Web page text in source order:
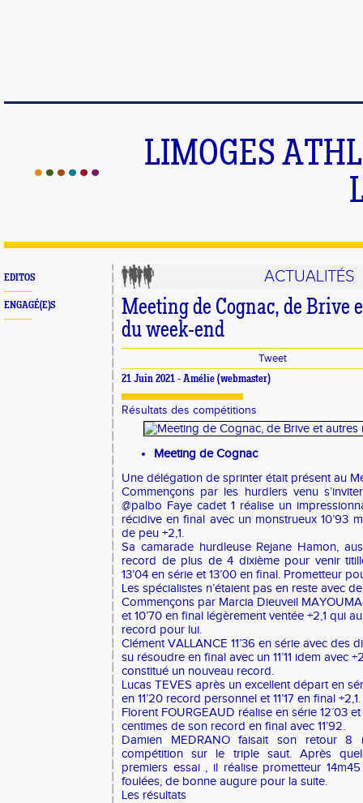
LIMOGES
EDITOS
ENGAGÉ(E)S
ACTUALITÉS
Meeting de Cognac, de Brive
du week-end
Tweet
21 Juin 2021 - Amélie (webmaster)
Résultats des compétitions
Meeting de Cognac
Une délégation de sprinter était présent au
Commençons par les hurdlers venu
@palbo Faye cadet 1 réalise un
récidive en final avec un monstrueux 10’93
de peu +2,1.
Sa camarade hurdleuse Rejane Hamon,
record de plus de 4 dixième pour venir
13’04 en série et 13’00 en final. Prometteur
Les spécialistes n’étaient pas en reste avec
Commençons par Marcia Dieuveil
et 10’70 en final légèrement ventée +2,1 qui
record pour lui.
Clément VALLANCE 11’36 en série avec des
su résoudre en final avec un 11’11 idem avec
constitué un nouveau record.
Lucas TEVES après un excellent départ en
en 11’20 record personnel et 11’17 en final +2,1.
Florent FOURGEAUD réalise en série 12´03
centimes de son record en final avec 11’92.
Damien MEDRANO faisait son retour 8
compétition sur le triple saut. Après
premiers essai , il réalise prometteur
foulées, de bonne augure pour la suite.
Les résultats